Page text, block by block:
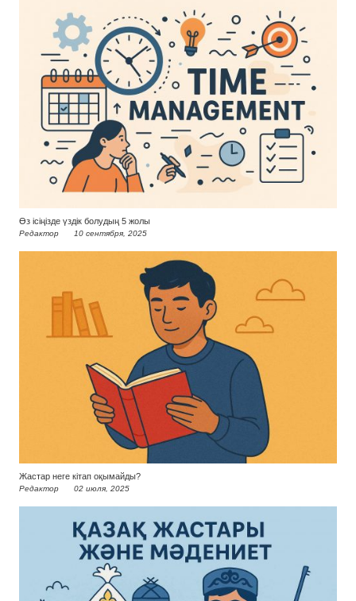
Өз ісіңізде үздік болудың 5 жолы
Редактор 10 сентября, 2025
Жастар неге кітап оқымайды?
Редактор 02 июля, 2025